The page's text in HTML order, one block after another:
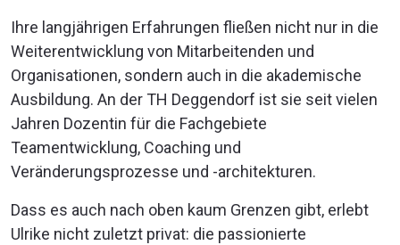
Ihre langjährigen Erfahrungen fließen nicht nur in die
Weiterentwicklung von Mitarbeitenden und
Organisationen, sondern auch in die akademische
Ausbildung. An der TH Deggendorf ist sie seit vielen
Jahren Dozentin für die Fachgebiete
Teamentwicklung, Coaching und
Veränderungsprozesse und -architekturen.
Dass es auch nach oben kaum Grenzen gibt, erlebt
Ulrike nicht zuletzt privat: die passionierte